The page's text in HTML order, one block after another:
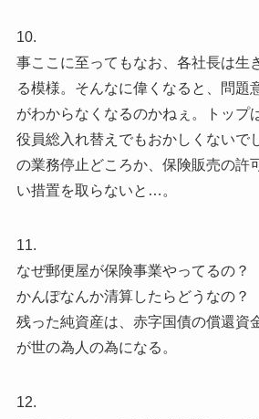
10.
事ここに至ってもなお、各社長は生
る模様。そんなに偉くなると、問題
がわからなくなるのかねぇ。トップ
役員総入れ替えでもおかしくないで
の業務停止どころか、保険販売の許
い措置を取らないと…。
11.
なぜ郵便屋が保険事業やってるの？
かんぽなんか清算したらどうなの？
残った純資産は、赤字国債の償還資
が世の為人の為になる。
12.